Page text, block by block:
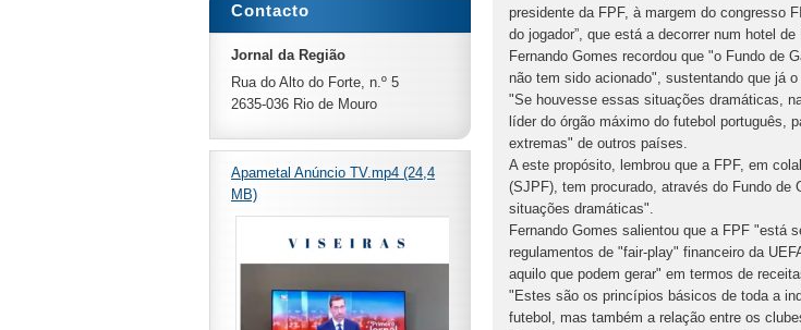
presidente da FPF, à margem do congresso
do jogador”, que está a decorrer num hotel de
Fernando Gomes recordou que "o Fundo de
não tem sido acionado", sustentando que já
"Se houvesse essas situações dramáticas,
líder do órgão máximo do futebol português,
extremas" de outros países.
A este propósito, lembrou que a FPF, em
(SJPF), tem procurado, através do Fundo
situações dramáticas".
Fernando Gomes salientou que a FPF "está
regulamentos de "fair-play" financeiro da
aquilo que podem gerar" em termos de
"Estes são os princípios básicos de toda a
futebol, mas também a relação entre os
Contacto
Jornal da Região
Rua do Alto do Forte, n.º 5
2635-036 Rio de Mouro
Apametal Anúncio TV.mp4 (24,4
MB)